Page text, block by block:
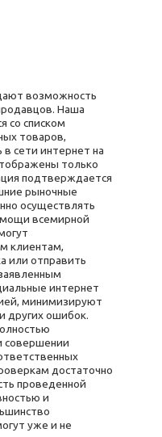
возможность
Наша
со списком
товаров,
сети интернет на
только
подтверждается
рыночные
осуществлять
всемирной
клиентам,
или отправить
интернет
минимизируют
других ошибок.
совершении
достаточно
проведенной
и
уже и не